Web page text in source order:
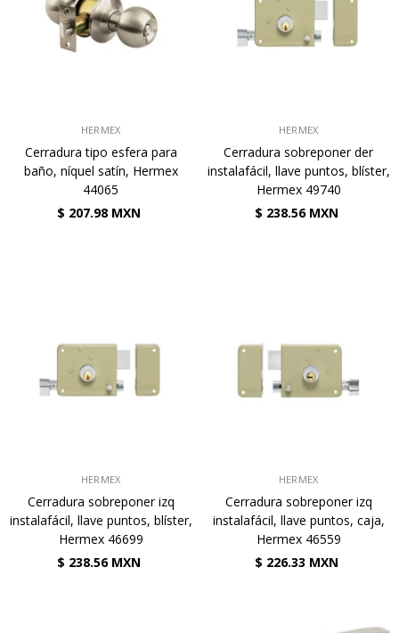
HERMEX
Cerradura tipo esfera para
baño, níquel satín, Hermex
44065
$ 207.98 MXN
HERMEX
Cerradura sobreponer der
instalafácil, llave puntos, blíster,
Hermex 49740
$ 238.56 MXN
HERMEX
Cerradura sobreponer izq
instalafácil, llave puntos, blíster,
Hermex 46699
$ 238.56 MXN
HERMEX
Cerradura sobreponer izq
instalafácil, llave puntos, caja,
Hermex 46559
$ 226.33 MXN